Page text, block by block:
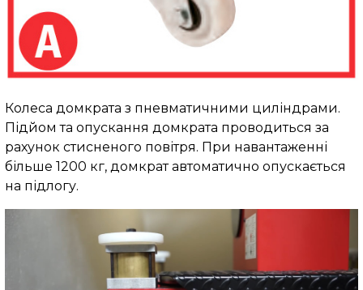
Колеса домкрата з пневматичними циліндрами.
Підйом та опускання домкрата проводиться за
рахунок стисненого повітря. При навантаженні
більше 1200 кг, домкрат автоматично опускається
на підлогу.